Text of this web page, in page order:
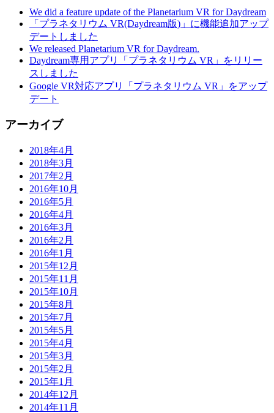
We did a feature update of the Planetarium VR for Daydream
「プラネタリウム VR(Daydream版)」に機能追加アップ
デートしました
We released Planetarium VR for Daydream.
Daydream専用アプリ「プラネタリウム VR」をリリー
スしました
Google VR対応アプリ「プラネタリウム VR」をアップ
デート
アーカイブ
2018年4月
2018年3月
2017年2月
2016年10月
2016年5月
2016年4月
2016年3月
2016年2月
2016年1月
2015年12月
2015年11月
2015年10月
2015年8月
2015年7月
2015年5月
2015年4月
2015年3月
2015年2月
2015年1月
2014年12月
2014年11月